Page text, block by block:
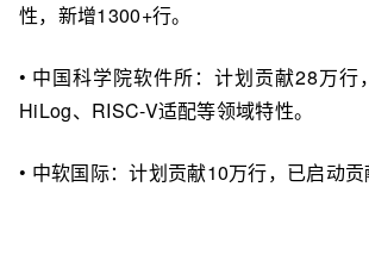
性，新增1300+行。
• 中国科学院软件所：计划贡献28万行
HiLog、RISC-V适配等领域特性。
• 中软国际：计划贡献10万行，已启动